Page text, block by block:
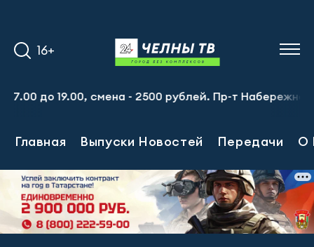
16+
19.00, смена - 2500 рублей. Пр-т
Главная Выпуски Новостей Передачи О